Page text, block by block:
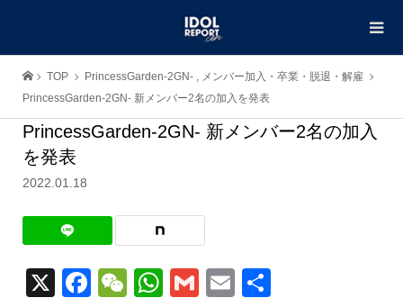
TOP PrincessGarden-2GN- , メンバー加入・卒業・脱退・解雇
PrincessGarden-2GN- 新メンバー2名の加入を発表
PrincessGarden-2GN- 新メンバー2名の加入
を発表
2022.01.18
X Facebook
WeChat
WhatsApp
GmailEmail